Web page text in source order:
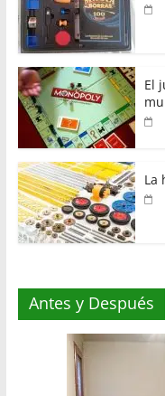
El
La
Antes y Después